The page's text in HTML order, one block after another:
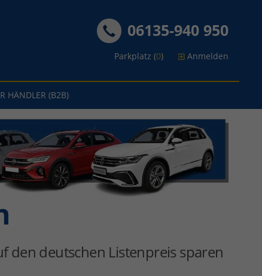
06135-940 950
Parkplatz (0) Anmelden
HÄNDLER (B2B)
den deutschen Listenpreis sparen